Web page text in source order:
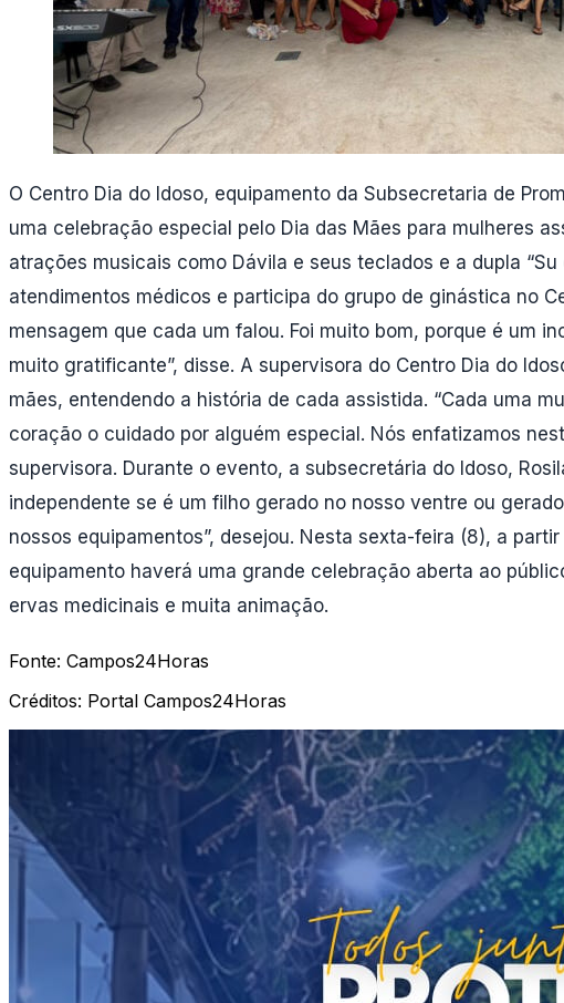
O Centro Dia do Idoso, equipamento da Subsecretaria de
uma celebração especial pelo Dia das Mães para mulheres
atrações musicais como Dávila e seus teclados e a dupla
atendimentos médicos e participa do grupo de ginástica no
mensagem que cada um falou. Foi muito bom, porque é um
muito gratificante”, disse. A supervisora do Centro Dia do
mães, entendendo a história de cada assistida. “Cada uma
coração o cuidado por alguém especial. Nós enfatizamos
supervisora. Durante o evento, a subsecretária do Idoso,
independente se é um filho gerado no nosso ventre ou
nossos equipamentos”, desejou. Nesta sexta-feira (8), a
equipamento haverá uma grande celebração aberta ao
ervas medicinais e muita animação.
Fonte: Campos24Horas
Créditos: Portal Campos24Horas